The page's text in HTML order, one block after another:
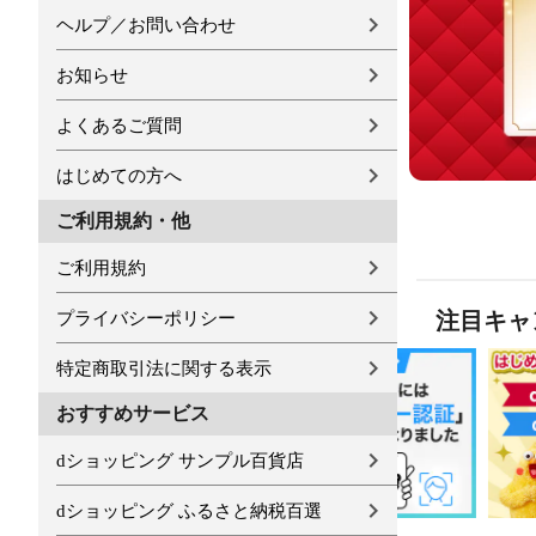
ヘルプ／お問い合わせ
お知らせ
よくあるご質問
はじめての方へ
ご利用規約・他
ご利用規約
プライバシーポリシー
特定商取引法に関する表示
おすすめサービス
dショッピング サンプル百貨店
dショッピング ふるさと納税百選
注目キ